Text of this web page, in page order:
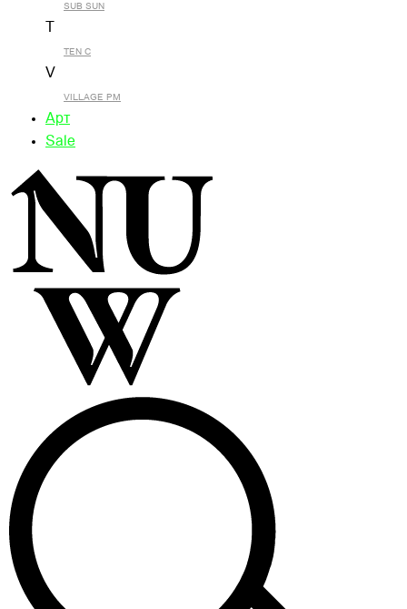
SUB SUN
TEN C
V
VILLAGE PM
Арт
Sale